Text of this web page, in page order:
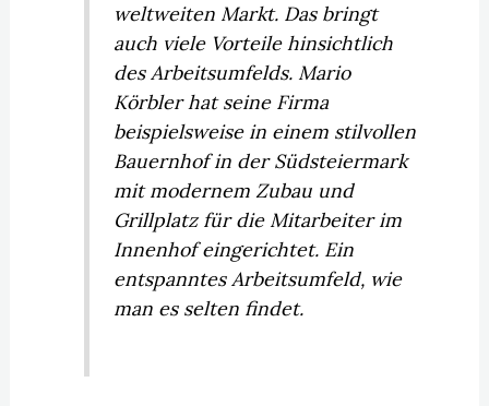
weltweiten Markt. Das bringt
auch viele Vorteile hinsichtlich
des Arbeitsumfelds. Mario
Körbler hat seine Firma
beispielsweise in einem stilvollen
Bauernhof in der Südsteiermark
mit modernem Zubau und
Grillplatz für die Mitarbeiter im
Innenhof eingerichtet. Ein
entspanntes Arbeitsumfeld, wie
man es selten findet.